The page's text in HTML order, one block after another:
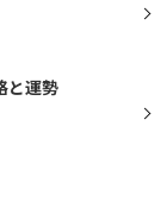
と運勢